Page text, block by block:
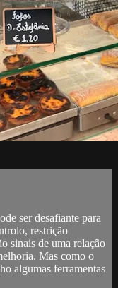
ser desafiante para
restrição
sinais de uma relação
Mas como o
algumas ferramentas